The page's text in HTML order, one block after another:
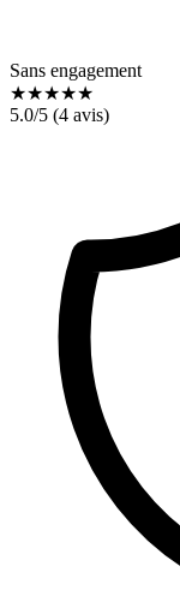
Sans engagement
★★★★★
5.0/5 (4 avis)